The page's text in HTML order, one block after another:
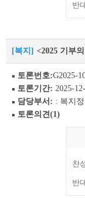
반
[복지] <2025 기부
토론번호:G2025-
토론기간: 2025-
담당부서: : 복지
토론의견(1)
찬
반